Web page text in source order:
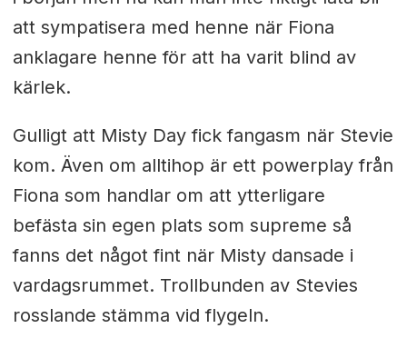
att sympatisera med henne när Fiona
anklagare henne för att ha varit blind av
kärlek.
Gulligt att Misty Day fick fangasm när Stevie
kom. Även om alltihop är ett powerplay från
Fiona som handlar om att ytterligare
befästa sin egen plats som supreme så
fanns det något fint när Misty dansade i
vardagsrummet. Trollbunden av Stevies
rosslande stämma vid flygeln.